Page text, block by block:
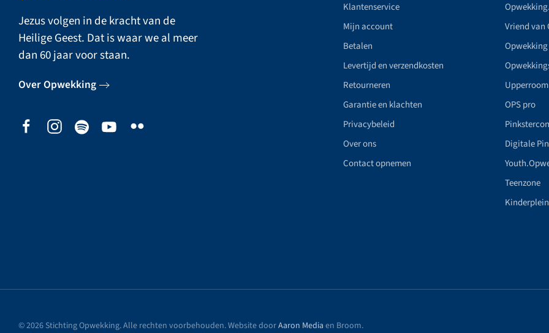
Jezus volgen in de kracht van de
Heilige Geest. Dat is waar we al meer
dan 60 jaar voor staan.
Over Opwekking
Klantenservice
Mijn account
Betalen
Levertijd en verzendkosten
Retourneren
Garantie en klachten
Privacybeleid
Over ons
Contact opnemen
Vriend van
Upperroom
OPS pro
Digitale
Teenzone
Kinderplein
©2026 Stichting Opwekking. Alle rechten voorbehouden. Website doorAaron Media en Broom.